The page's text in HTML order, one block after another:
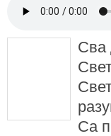
Сва
Са